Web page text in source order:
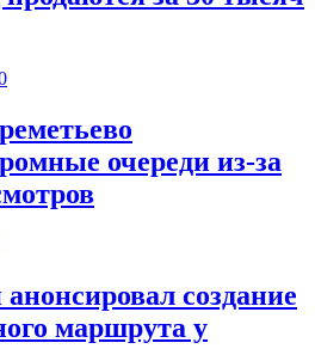
очереди из-за
создание
маршрута у